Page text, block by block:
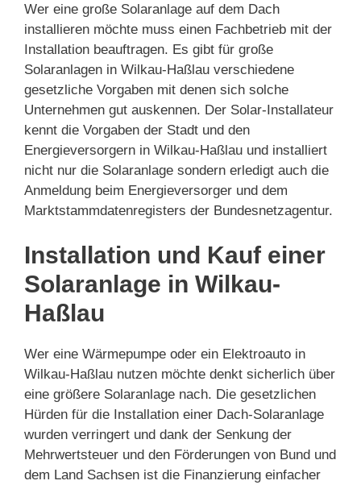
Wer eine große Solaranlage auf dem Dach
installieren möchte muss einen Fachbetrieb mit der
Installation beauftragen. Es gibt für große
Solaranlagen in Wilkau-Haßlau verschiedene
gesetzliche Vorgaben mit denen sich solche
Unternehmen gut auskennen. Der Solar-Installateur
kennt die Vorgaben der Stadt und den
Energieversorgern in Wilkau-Haßlau und installiert
nicht nur die Solaranlage sondern erledigt auch die
Anmeldung beim Energieversorger und dem
Marktstammdatenregisters der Bundesnetzagentur.
Installation und Kauf einer
Solaranlage in Wilkau-
Haßlau
Wer eine Wärmepumpe oder ein Elektroauto in
Wilkau-Haßlau nutzen möchte denkt sicherlich über
eine größere Solaranlage nach. Die gesetzlichen
Hürden für die Installation einer Dach-Solaranlage
wurden verringert und dank der Senkung der
Mehrwertsteuer und den Förderungen von Bund und
dem Land Sachsen ist die Finanzierung einfacher